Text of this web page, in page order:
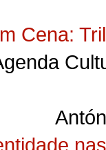
Cena: